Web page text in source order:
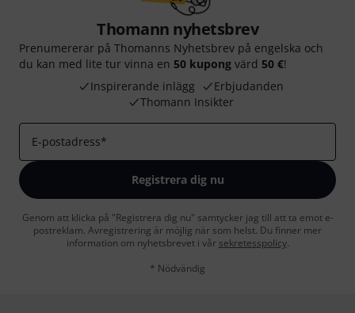
Thomann nyhetsbrev
Prenumererar på Thomanns Nyhetsbrev på engelska och
du kan med lite tur vinna en 50 kupong värd 50 €!
Inspirerande inlägg
Erbjudanden
Thomann Insikter
E-postadress*
Registrera dig nu
Genom att klicka på "Registrera dig nu" samtycker jag till att ta emot e-
postreklam. Avregistrering är möjlig när som helst. Du finner mer
information om nyhetsbrevet i vår sekretesspolicy.
* Nödvändig